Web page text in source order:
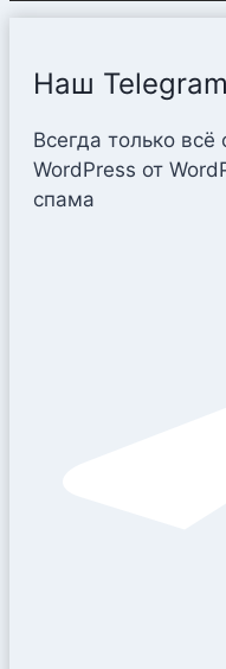
Наш Telegram
Всегда только
WordPress от
спама